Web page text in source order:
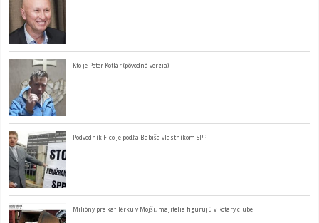
Kto je Peter Kotlár (pôvodná verzia)
Podvodník Fico je podľa Babiša vlastníkom SPP
Milióny pre kafilérku v Mojši, majitelia figurujú v Rotary clube